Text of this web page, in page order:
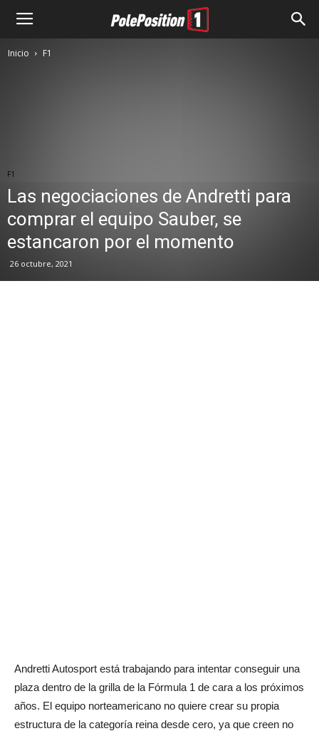
Inicio F1
F1
Las negociaciones de Andretti para
comprar el equipo Sauber, se
estancaron por el momento
26 octubre, 2021
Andretti Autosport está trabajando para intentar conseguir una
plaza dentro de la grilla de la Fórmula 1 de cara a los próximos
años. El equipo norteamericano no quiere crear su propia
estructura de la categoría reina desde cero, ya que creen no